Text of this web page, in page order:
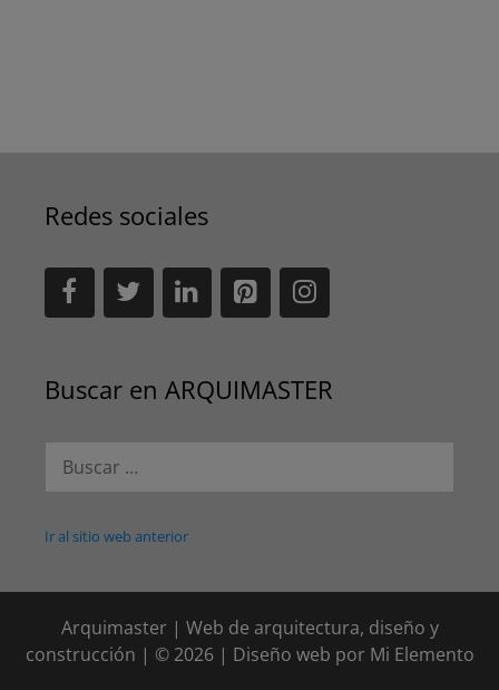
Redes sociales
Buscar en ARQUIMASTER
Ir al sitio web anterior
Arquimaster | Web de arquitectura, diseño y
construcción | © 2026 | Diseño web por Mi Elemento